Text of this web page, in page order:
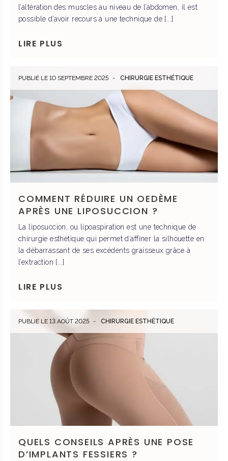
l’altération des muscles au niveau de l’abdomen, il est
possible d’avoir recours à une technique de [...]
LIRE PLUS
PUBLIÉ LE 10 SEPTEMBRE 2025 CHIRURGIE ESTHÉTIQUE
COMMENT RÉDUIRE UN OEDÈME
APRÈS UNE LIPOSUCCION ?
La liposuccion, ou lipoaspiration est une technique de
chirurgie esthétique qui permet d’affiner la silhouette en
la débarrassant de ses excédents graisseux grâce à
l’extraction [...]
LIRE PLUS
PUBLIÉ LE 13 AOÛT 2025 CHIRURGIE ESTHÉTIQUE
QUELS CONSEILS APRÈS UNE POSE
D’IMPLANTS FESSIERS ?
Prendre rendez-vous
DR ROBIOLLE
PRENDRE RENDEZ-VOUS
DR LAFAYE
PRENDRE RENDEZ-VOUS